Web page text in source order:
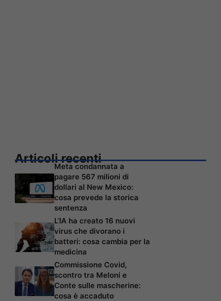
Articoli recenti
Meta condannata a
pagare 567 milioni di
dollari al New Mexico:
cosa prevede la storica
sentenza
L’IA ha creato 16 nuovi
virus che divorano i
batteri: cosa cambia per la
medicina
Commissione Covid,
scontro tra Meloni e
Conte sulle mascherine:
cosa è accaduto